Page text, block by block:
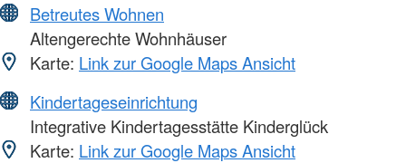
Betreutes Wohnen
Altengerechte Wohnhäuser
Karte: Link zur Google Maps Ansicht
Kindertageseinrichtung
Integrative Kindertagesstätte Kinderglück
Karte: Link zur Google Maps Ansicht